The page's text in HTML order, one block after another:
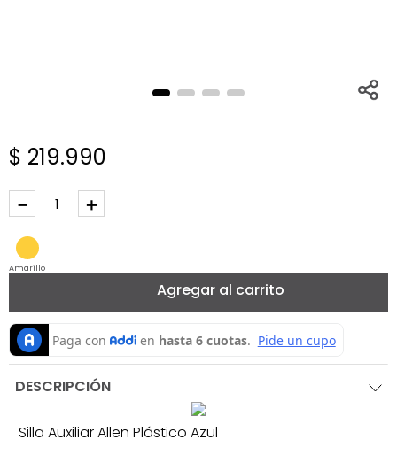
$ 219.990
＋
－
Amarillo
Agregar al carrito
DESCRIPCIÓN
Silla Auxiliar Allen Plástico Azul